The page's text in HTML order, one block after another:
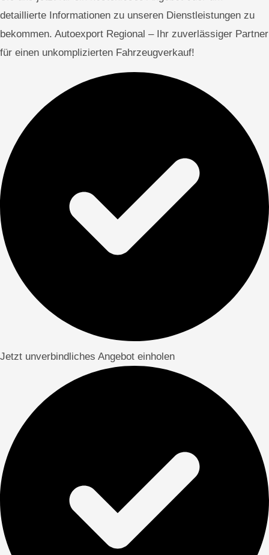
detaillierte Informationen zu unseren Dienstleistungen zu
bekommen. Autoexport Regional – Ihr zuverlässiger Partner
für einen unkomplizierten Fahrzeugverkauf!
Jetzt unverbindliches Angebot einholen